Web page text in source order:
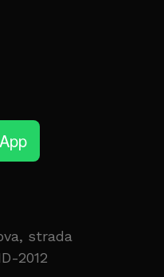
strada
2012